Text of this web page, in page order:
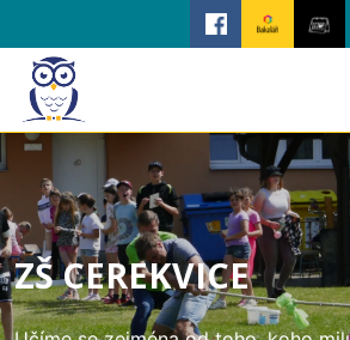
ZŠ CEREKVICE